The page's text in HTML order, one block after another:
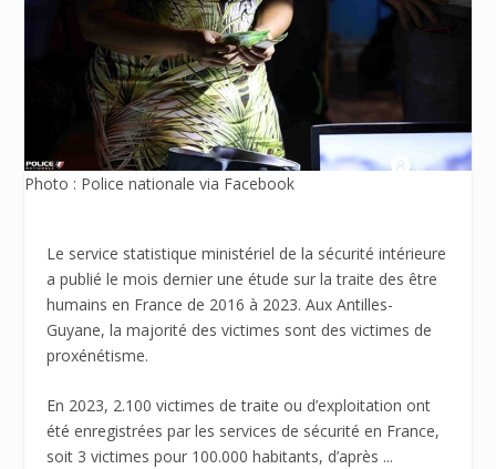
Photo : Police nationale via Facebook
Le service statistique ministériel de la sécurité intérieure
a publié le mois dernier une étude sur la traite des être
humains en France de 2016 à 2023. Aux Antilles-
Guyane, la majorité des victimes sont des victimes de
proxénétisme.
En 2023, 2.100 victimes de traite ou d’exploitation ont
été enregistrées par les services de sécurité en France,
soit 3 victimes pour 100.000 habitants, d’après ...